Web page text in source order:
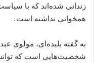
زندانی شده‌اند که با
همخوانی نداشته است.
به گفته بلیده‌ای، مولوی
شخصیت‌هایی است که